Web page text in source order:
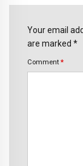
Your email
are marked *
Comment *